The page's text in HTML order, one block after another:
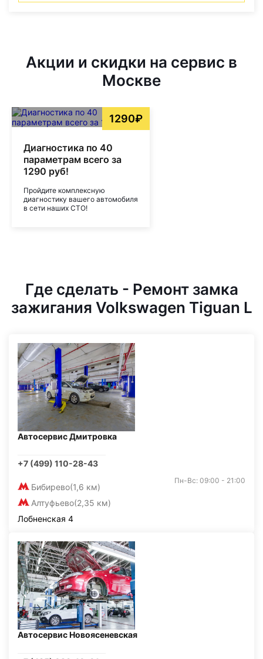
Акции и скидки на сервис в
Москве
1290₽
Диагностика по 40
параметрам всего за
1290 руб!
Пройдите комплексную
диагностику вашего автомобиля
в сети наших СТО!
Где сделать - Ремонт замка
зажигания Volkswagen Tiguan L
Автосервис Дмитровка
+7 (499) 110-28-43
Бибирево(1,6 км)
Алтуфьево(2,35 км)
Пн-Вс: 09:00 - 21:00
Лобненская 4
Автосервис Новоясеневская